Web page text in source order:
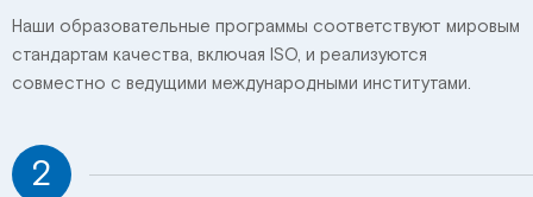
Наши образовательные программы соответствуют мировым
стандартам качества, включая ISO, и реализуются
совместно с ведущими международными институтами.
2